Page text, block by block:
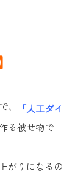
「人工ダイ
る被せ物で
がりになるの